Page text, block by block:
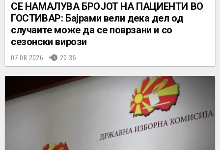
СЕ НАМАЛУВА БРОЈОТ НА ПАЦИЕНТИ ВО
ГОСТИВАР: Бајрами вели дека дел од
случаите може да се поврзани и со
сезонски вирози
07.08.2026. 20:35